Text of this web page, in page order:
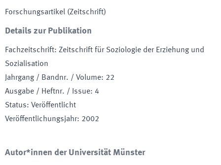
Forschungsartikel (Zeitschrift)
Details zur Publikation
Fachzeitschrift: Zeitschrift für Soziologie der Erziehung und
Sozialisation
Jahrgang / Bandnr. / Volume: 22
Ausgabe / Heftnr. / Issue: 4
Status: Veröffentlicht
Veröffentlichungsjahr: 2002
Autor*innen der Universität Münster